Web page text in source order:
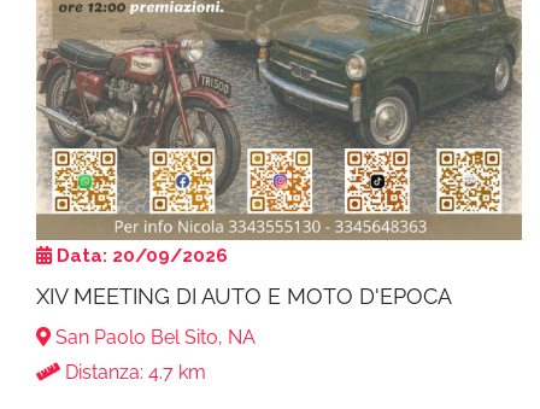
Data: 20/09/2026
XIV MEETING DI AUTO E MOTO D'EPOCA
San Paolo Bel Sito, NA
Distanza: 4.7 km